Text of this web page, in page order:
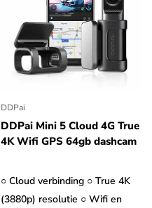
DDPai
DDPai Mini 5 Cloud 4G True
4K Wifi GPS 64gb dashcam
○ Cloud verbinding ○ True 4K
(3880p) resolutie ○ Wifi en